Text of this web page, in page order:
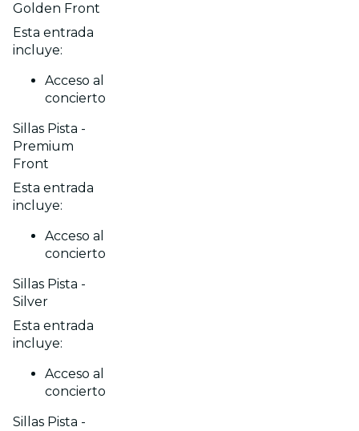
Golden Front
Esta entrada
incluye:
Acceso al
concierto
Sillas Pista -
Premium
Front
Esta entrada
incluye:
Acceso al
concierto
Sillas Pista -
Silver
Esta entrada
incluye:
Acceso al
concierto
Sillas Pista -